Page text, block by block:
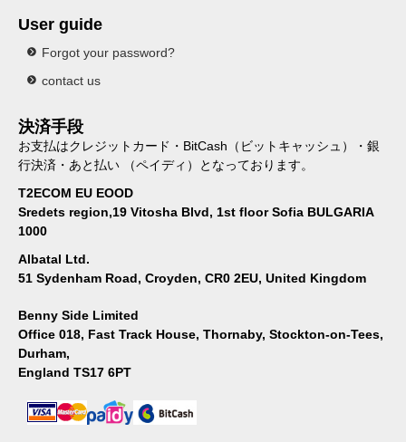
User guide
Forgot your password?
contact us
決済手段
お支払はクレジットカード・BitCash（ビットキャッシュ）・銀
行決済・あと払い （ペイディ）となっております。
T2ECOM EU EOOD
Sredets region,19 Vitosha Blvd, 1st floor Sofia BULGARIA
1000
Albatal Ltd.
51 Sydenham Road, Croyden, CR0 2EU, United Kingdom
Benny Side Limited
Office 018, Fast Track House, Thornaby, Stockton-on-Tees,
Durham,
England TS17 6PT